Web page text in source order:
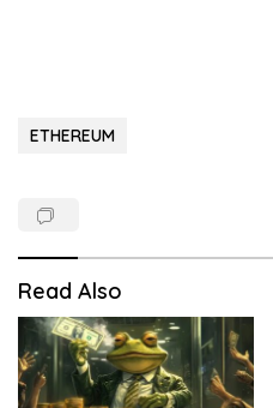
ETHEREUM
Read Also